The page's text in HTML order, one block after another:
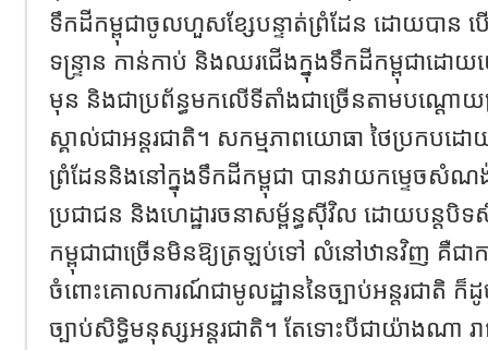
ទឹកដីកម្ពុជាចូលហួសខ្សែបន្ទាត់ព្រំដែន ដោយបាន ប
ទន្ទ្រាន កាន់កាប់ និងឈរជើងក្នុងទឹកដីកម្ពុជាដោ
មុន និងជាប្រព័ន្ធមកលើទីតាំងជាច្រើនតាមបណ្តោ
ស្គាល់ជាអន្តរជាតិ។ សកម្មភាពយោធា ថៃប្រកប
ព្រំដែននិងនៅក្នុងទឹកដីកម្ពុជា បានវាយកម្ទេចសំ
ប្រជាជន និងហេដ្ឋារចនាសម្ព័ន្ធស៊ីវិល ដោយបន្ត
កម្ពុជាជាច្រើនមិនឱ្យត្រឡប់ទៅ លំនៅឋានវិញ គឺជា
ចំពោះគោលការណ៍ជាមូលដ្ឋាននៃច្បាប់អន្តរជាតិ
ច្បាប់សិទ្ធិមនុស្សអន្តរជាតិ។ តែទោះបីជាយ៉ាងណា រា